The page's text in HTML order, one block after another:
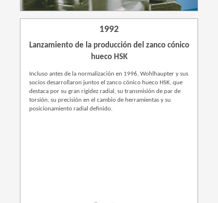
1992
Lanzamiento de la producción del zanco cónico
hueco HSK
Incluso antes de la normalización en 1996, Wohlhaupter y sus
socios desarrollaron juntos el zanco cónico hueco HSK, que
destaca por su gran rigidez radial, su transmisión de par de
torsión, su precisión en el cambio de herramientas y su
posicionamiento radial definido.